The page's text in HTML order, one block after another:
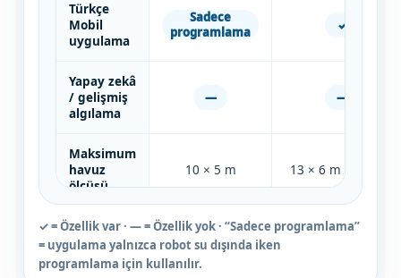
Türkçe
Mobil
uygulama
Sadece
programlama
✓
Yapay zekâ
/ gelişmiş
algılama
— —
Maksimum
havuz
ölçüsü
10 × 5 m 13 × 6 m / 130 m²
✓ = Özellik var · — = Özellik yok · “Sadece programlama”
= uygulama yalnızca robot su dışında iken
programlama için kullanılır.